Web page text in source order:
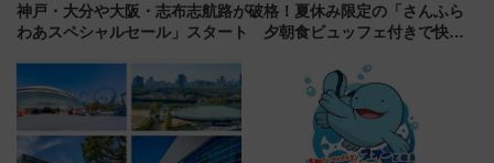
神戸・大分や大阪・志布志航路が破格！夏休み限定の「さんふら
わあスペシャルセール」スタート 夕朝食ビュッフェ付きで快適